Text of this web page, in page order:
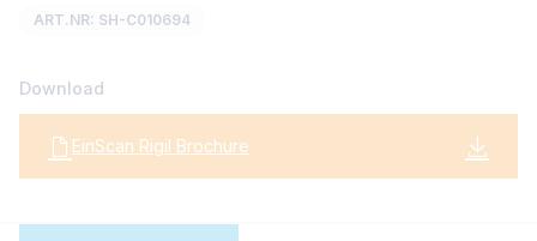
ART.NR: SH-C010694
Download
EinScan Rigil Brochure